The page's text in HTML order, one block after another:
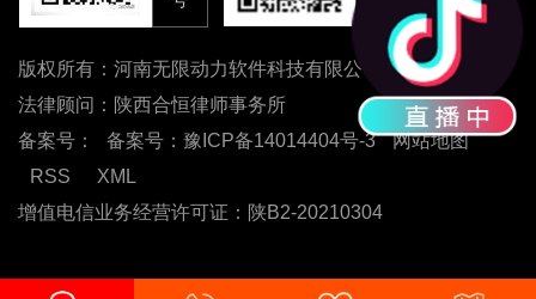
版权所有：河南无限动力软件科技有限公司
法律顾问：陕西合恒律师事务所
备案号：
备案号：豫ICP备14014404号-3
网站地图
RSS
XML
增值电信业务经营许可证：陕B2-20210304